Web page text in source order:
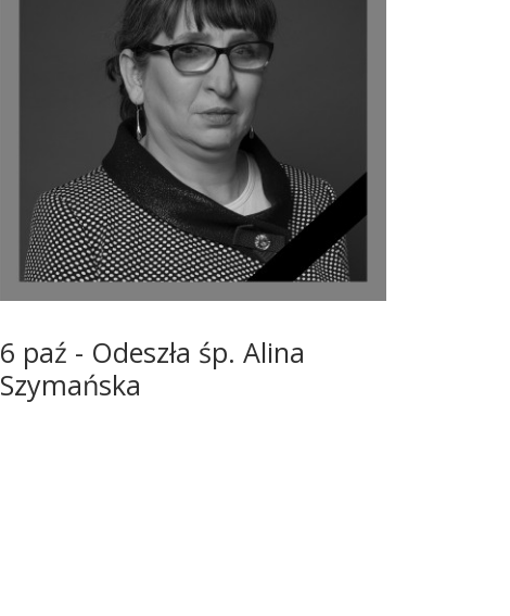
6 paź - Odeszła śp. Alina
Szymańska